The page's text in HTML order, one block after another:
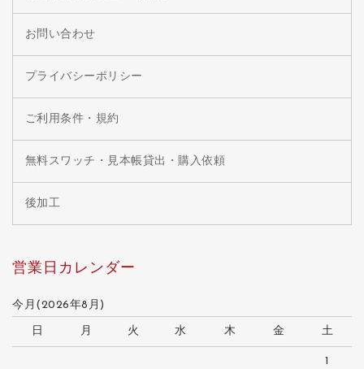
お問い合わせ
プライバシーポリシー
ご利用条件・規約
無料スワッチ・見本帳貸出・購入依頼
後加工
営業日カレンダー
今月(2026年8月)
日 月 火 水 木 金 土
1